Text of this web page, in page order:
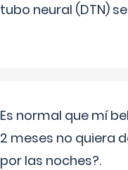
tubo neural (DTN) se
Es normal que mí
2 meses no quiera
por las noches?.